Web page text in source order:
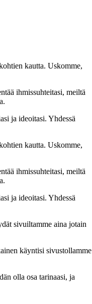
kautta. Uskomme,
ihmissuhteitasi, meiltä
ja ideoitasi. Yhdessä
kautta. Uskomme,
ihmissuhteitasi, meiltä
ja ideoitasi. Yhdessä
sivuiltamme aina jotain
käyntisi sivustollamme
olla osa tarinaasi, ja